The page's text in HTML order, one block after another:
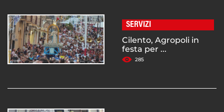
SERVIZI
Cilento, Agropoli in
festa per ...
285